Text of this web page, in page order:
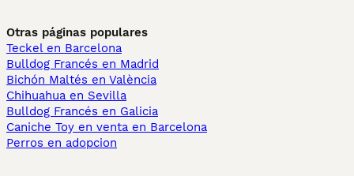
Otras páginas populares
Teckel en Barcelona
Bulldog Francés en Madrid
Bichón Maltés en València
Chihuahua en Sevilla
Bulldog Francés en Galicia
Caniche Toy en venta en Barcelona
Perros en adopcion